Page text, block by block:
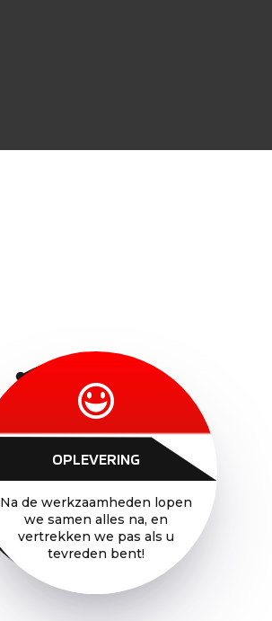
OPLEVERING
Na de werkzaamheden lopen
we samen alles na, en
vertrekken we pas als u
tevreden bent!